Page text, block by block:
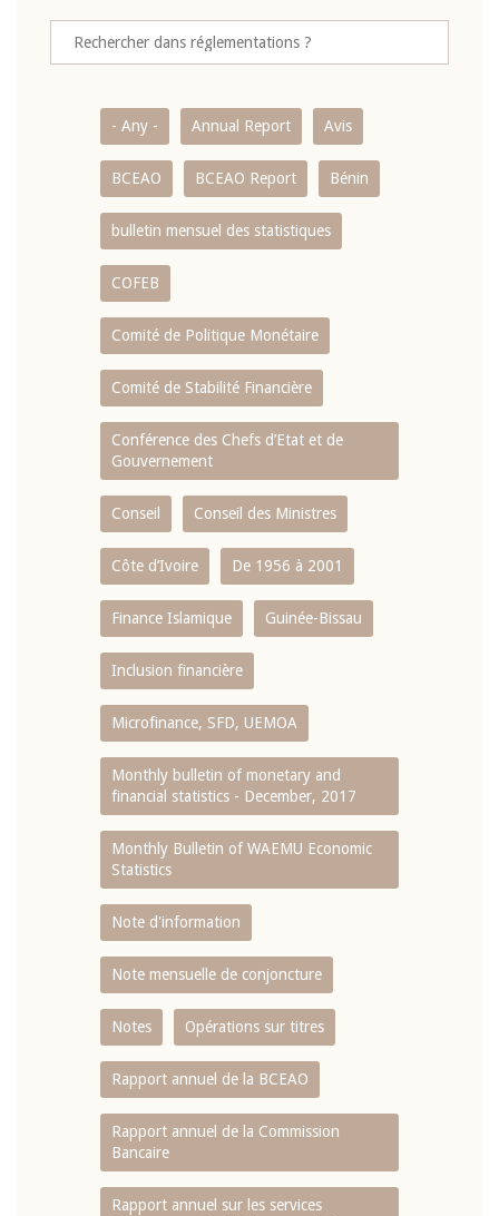
- Any - Annual Report Avis
BCEAO BCEAO Report Bénin
bulletin mensuel des statistiques
COFEB
Comité de Politique Monétaire
Comité de Stabilité Financière
Conférence des Chefs d’Etat et de
Gouvernement
Conseil Conseil des Ministres
Côte d’Ivoire De 1956 à 2001
Finance Islamique Guinée-Bissau
Inclusion financière
Microfinance, SFD, UEMOA
Monthly bulletin of monetary and
financial statistics - December, 2017
Monthly Bulletin of WAEMU Economic
Statistics
Note d'information
Note mensuelle de conjoncture
Notes Opérations sur titres
Rapport annuel de la BCEAO
Rapport annuel de la Commission
Bancaire
Rapport annuel sur les services